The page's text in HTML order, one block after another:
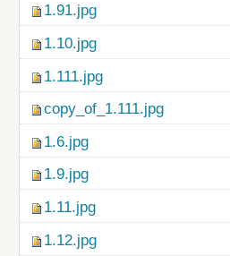
1.91.jpg
1.10.jpg
1.111.jpg
copy_of_1.111.jpg
1.6.jpg
1.9.jpg
1.11.jpg
1.12.jpg